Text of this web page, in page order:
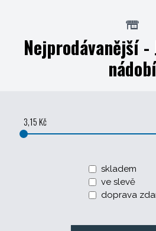
Nejprodávanější -
nádobí
3,15 Kč
skladem
ve slevě
doprava